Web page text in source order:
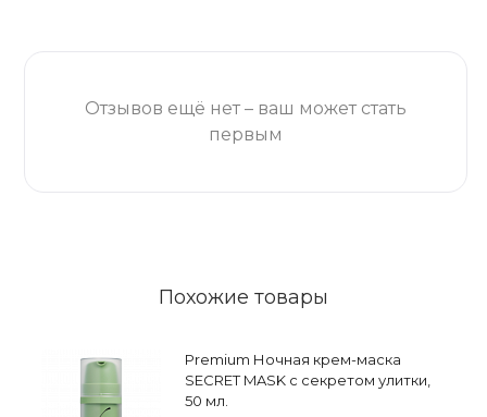
Отзывов ещё нет – ваш может стать
первым
Похожие товары
Premium Ночная крем-маска
SECRET MASK c секретом улитки,
50 мл.